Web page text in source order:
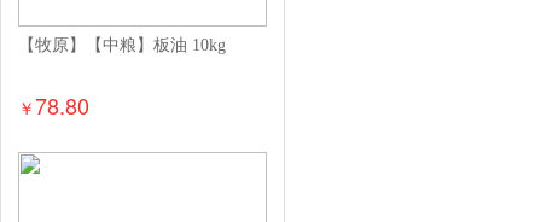
【牧原】【中粮】板油 10kg
￥78.80